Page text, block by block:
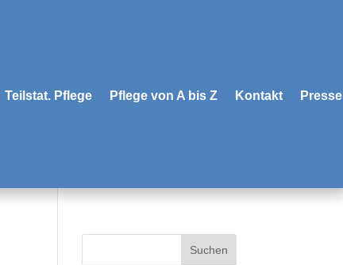
Teilstat. Pflege Pflege von A bis Z Kontakt Presse